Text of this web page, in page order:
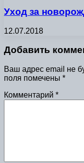
Уход за
12.07.2018
Добавить
Ваш адрес email не
поля помечены *
Комментарий *